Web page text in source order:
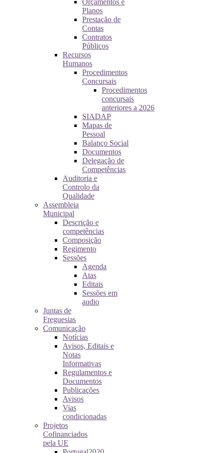
Orçamentos e
Planos
Prestação de
Contas
Contratos
Públicos
Recursos
Humanos
Procedimentos
Concursais
Procedimentos
concursais
anteriores a 2026
SIADAP
Mapas de
Pessoal
Balanço Social
Documentos
Delegação de
Competências
Auditoria e
Controlo da
Qualidade
Assembleia
Municipal
Descrição e
competências
Composição
Regimento
Sessões
Agenda
Atas
Editais
Sessões em
audio
Juntas de
Freguesias
Comunicação
Notícias
Avisos, Editais e
Notas
Informativas
Regulamentos e
Documentos
Publicações
Avisos
Vias
condicionadas
Projetos
Cofinanciados
pela UE